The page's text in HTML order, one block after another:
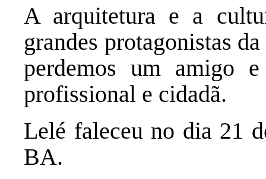
A arquitetura e a
grandes protagonistas
perdemos um amigo
profissional e cidadã.
Lelé faleceu no dia 21
BA.